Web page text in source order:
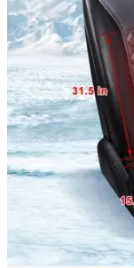
Accesorii
Parfum
Incalzitor
Antifurt
Blog
Despre Noi